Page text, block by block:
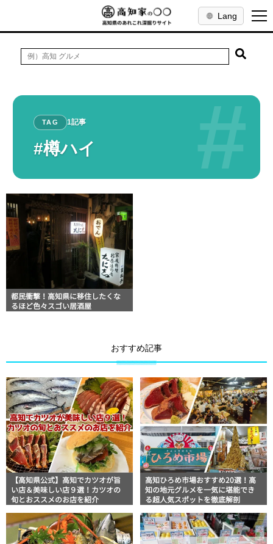
Lang
#
TAG 1記事
#樽ハイ
都民衝撃！高知県に移住したくな
るほど色々スゴい居酒屋
おすすめ記事
【高知県公式】高知でカツオが旨
い店＆美味しい店９選！カツオの
旬とおススメのお店を紹介
高知ひろめ市場おすすめ20選！高
知の地元グルメを一気に堪能でき
る超人気スポットを徹底解剖